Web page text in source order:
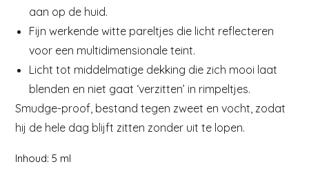
aan op de huid.
Fijn werkende witte pareltjes die licht reflecteren
voor een multidimensionale teint.
Licht tot middelmatige dekking die zich mooi laat
blenden en niet gaat ‘verzitten’ in rimpeltjes.
Smudge-proof, bestand tegen zweet en vocht, zodat
hij de hele dag blijft zitten zonder uit te lopen.
Inhoud: 5 ml